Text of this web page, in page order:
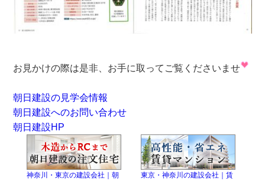
お見かけの際は是非、お手に取ってご覧くださいませ
朝日建設の見学会情報
朝日建設へのお問い合わせ
朝日建設HP
神奈川・東京の建設会社｜朝
東京・神奈川の建設会社｜賃